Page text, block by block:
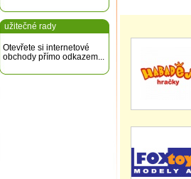
užitečné rady
Otevřete si internetové
obchody přímo odkazem...